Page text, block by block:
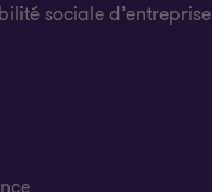
sociale d’entreprise